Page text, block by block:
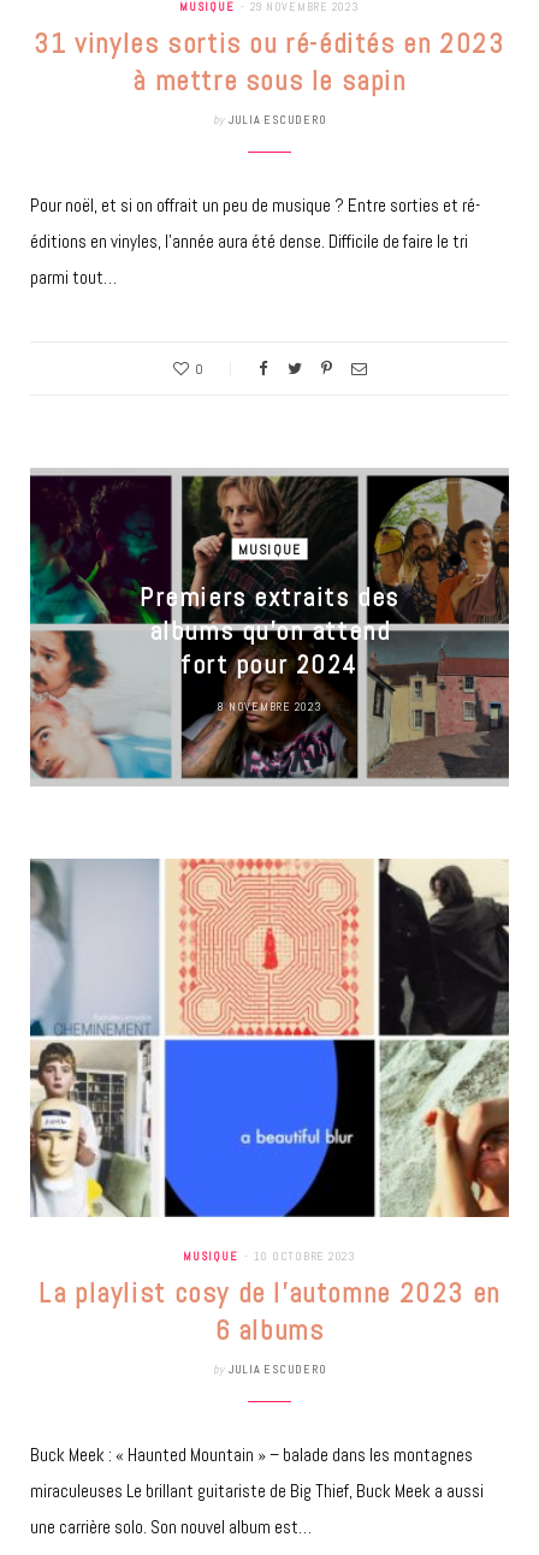
MUSIQUE 29 NOVEMBRE 2023
31 vinyles sortis ou ré-édités en 2023
à mettre sous le sapin
by JULIA ESCUDERO
Pour noël, et si on offrait un peu de musique ? Entre sorties et ré-
éditions en vinyles, l’année aura été dense. Difficile de faire le tri
parmi tout…
0
MUSIQUE
Premiers extraits des
albums qu’on attend
fort pour 2024
8 NOVEMBRE 2023
MUSIQUE 10 OCTOBRE 2023
La playlist cosy de l’automne 2023 en
6 albums
by JULIA ESCUDERO
Buck Meek : « Haunted Mountain » – balade dans les montagnes
miraculeuses Le brillant guitariste de Big Thief, Buck Meek a aussi
une carrière solo. Son nouvel album est…